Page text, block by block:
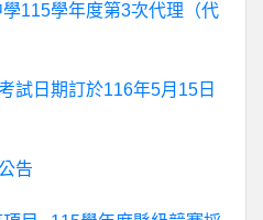
115學年度第3次代理（代
試日期訂於116年5月15日
告